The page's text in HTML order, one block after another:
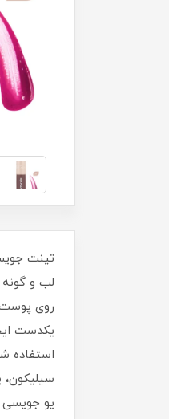
لب و
روی
یکدست
استفاده
یو جویسی Raspberry J1 می‌تواند گزینه‌ای مناسب برای تکمیل آرایش روزانه شما باشد.